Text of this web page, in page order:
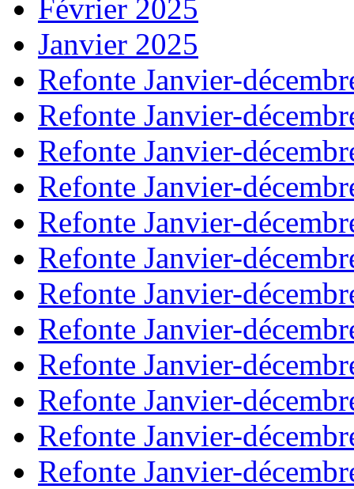
Février 2025
Janvier 2025
Refonte Janvier-
Refonte Janvier-
Refonte Janvier-
Refonte Janvier-
Refonte Janvier-
Refonte Janvier-
Refonte Janvier-
Refonte Janvier-
Refonte Janvier-
Refonte Janvier-
Refonte Janvier-
Refonte Janvier-